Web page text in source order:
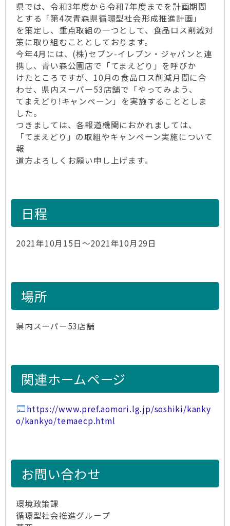
県では、令和3年度から令和7年度までを計画期間
とする「第4次青森県循環型社会形成推進計画」
を策定し、重点取組の一つとして、食品ロス削減対
策に取り組むこととしております。
今年4月には、(株)セブン-イレブン・ジャパンと連
携し、青い森公園店で「てまえどり」を呼びか
けたところですが、10月の食品ロス削減月間に合
わせ、県内スーパー53店舗で「やってみよう、
てまえどり!キャンペーン」を実施することとしま
した。
つきましては、各報道機関におかれましては、
「てまえどり」の取組やキャンペーン実施について
報
道方よろしくお願い申し上げます。
日程
2021年10月15日～2021年10月29日
場所
県内スーパー53店舗
関連ホームページ
https://www.pref.aomori.lg.jp/soshiki/kanky
o/kankyo/temaecp.html
お問い合わせ
環境政策課
循環型社会推進グループ